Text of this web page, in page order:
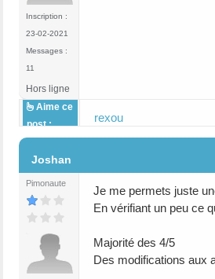
Inscription :
23-02-2021
Messages :
11
Hors ligne
Aime ce
post :
rexou
Joshan
Pimonaute
Je me permets juste
En vérifiant un peu ce
Majorité des 4/5
Des modifications aux